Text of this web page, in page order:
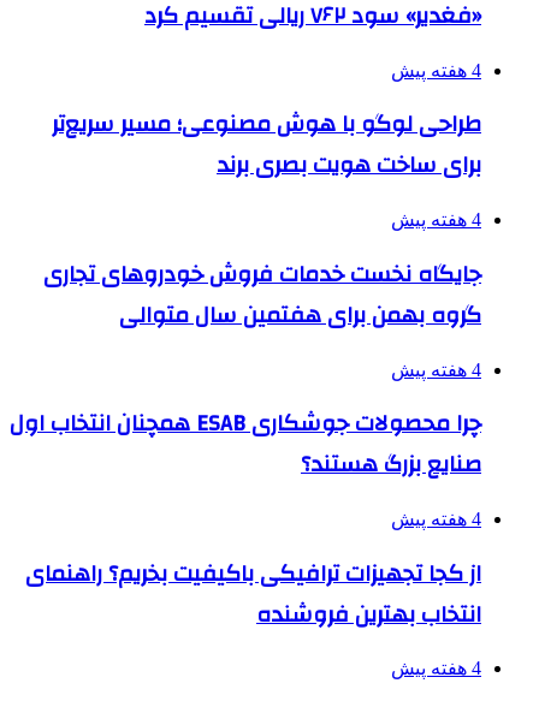
«فغدیر» سود ۷۶۲ ریالی تقسیم کرد
4 هفته پیش
طراحی لوگو با هوش مصنوعی؛ مسیر سریع‌تر
برای ساخت هویت بصری برند
4 هفته پیش
جایگاه نخست خدمات فروش خودروهای تجاری
گروه بهمن برای هفتمین سال متوالی
4 هفته پیش
چرا محصولات جوشکاری ESAB همچنان انتخاب اول
صنایع بزرگ هستند؟
4 هفته پیش
از کجا تجهیزات ترافیکی باکیفیت بخریم؟ راهنمای
انتخاب بهترین فروشنده
4 هفته پیش